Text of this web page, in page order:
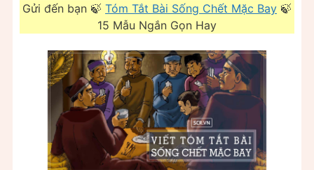
Gửi đến bạn 🍃 Tóm Tắt Bài Sống Chết Mặc Bay 🍃
15 Mẫu Ngắn Gọn Hay